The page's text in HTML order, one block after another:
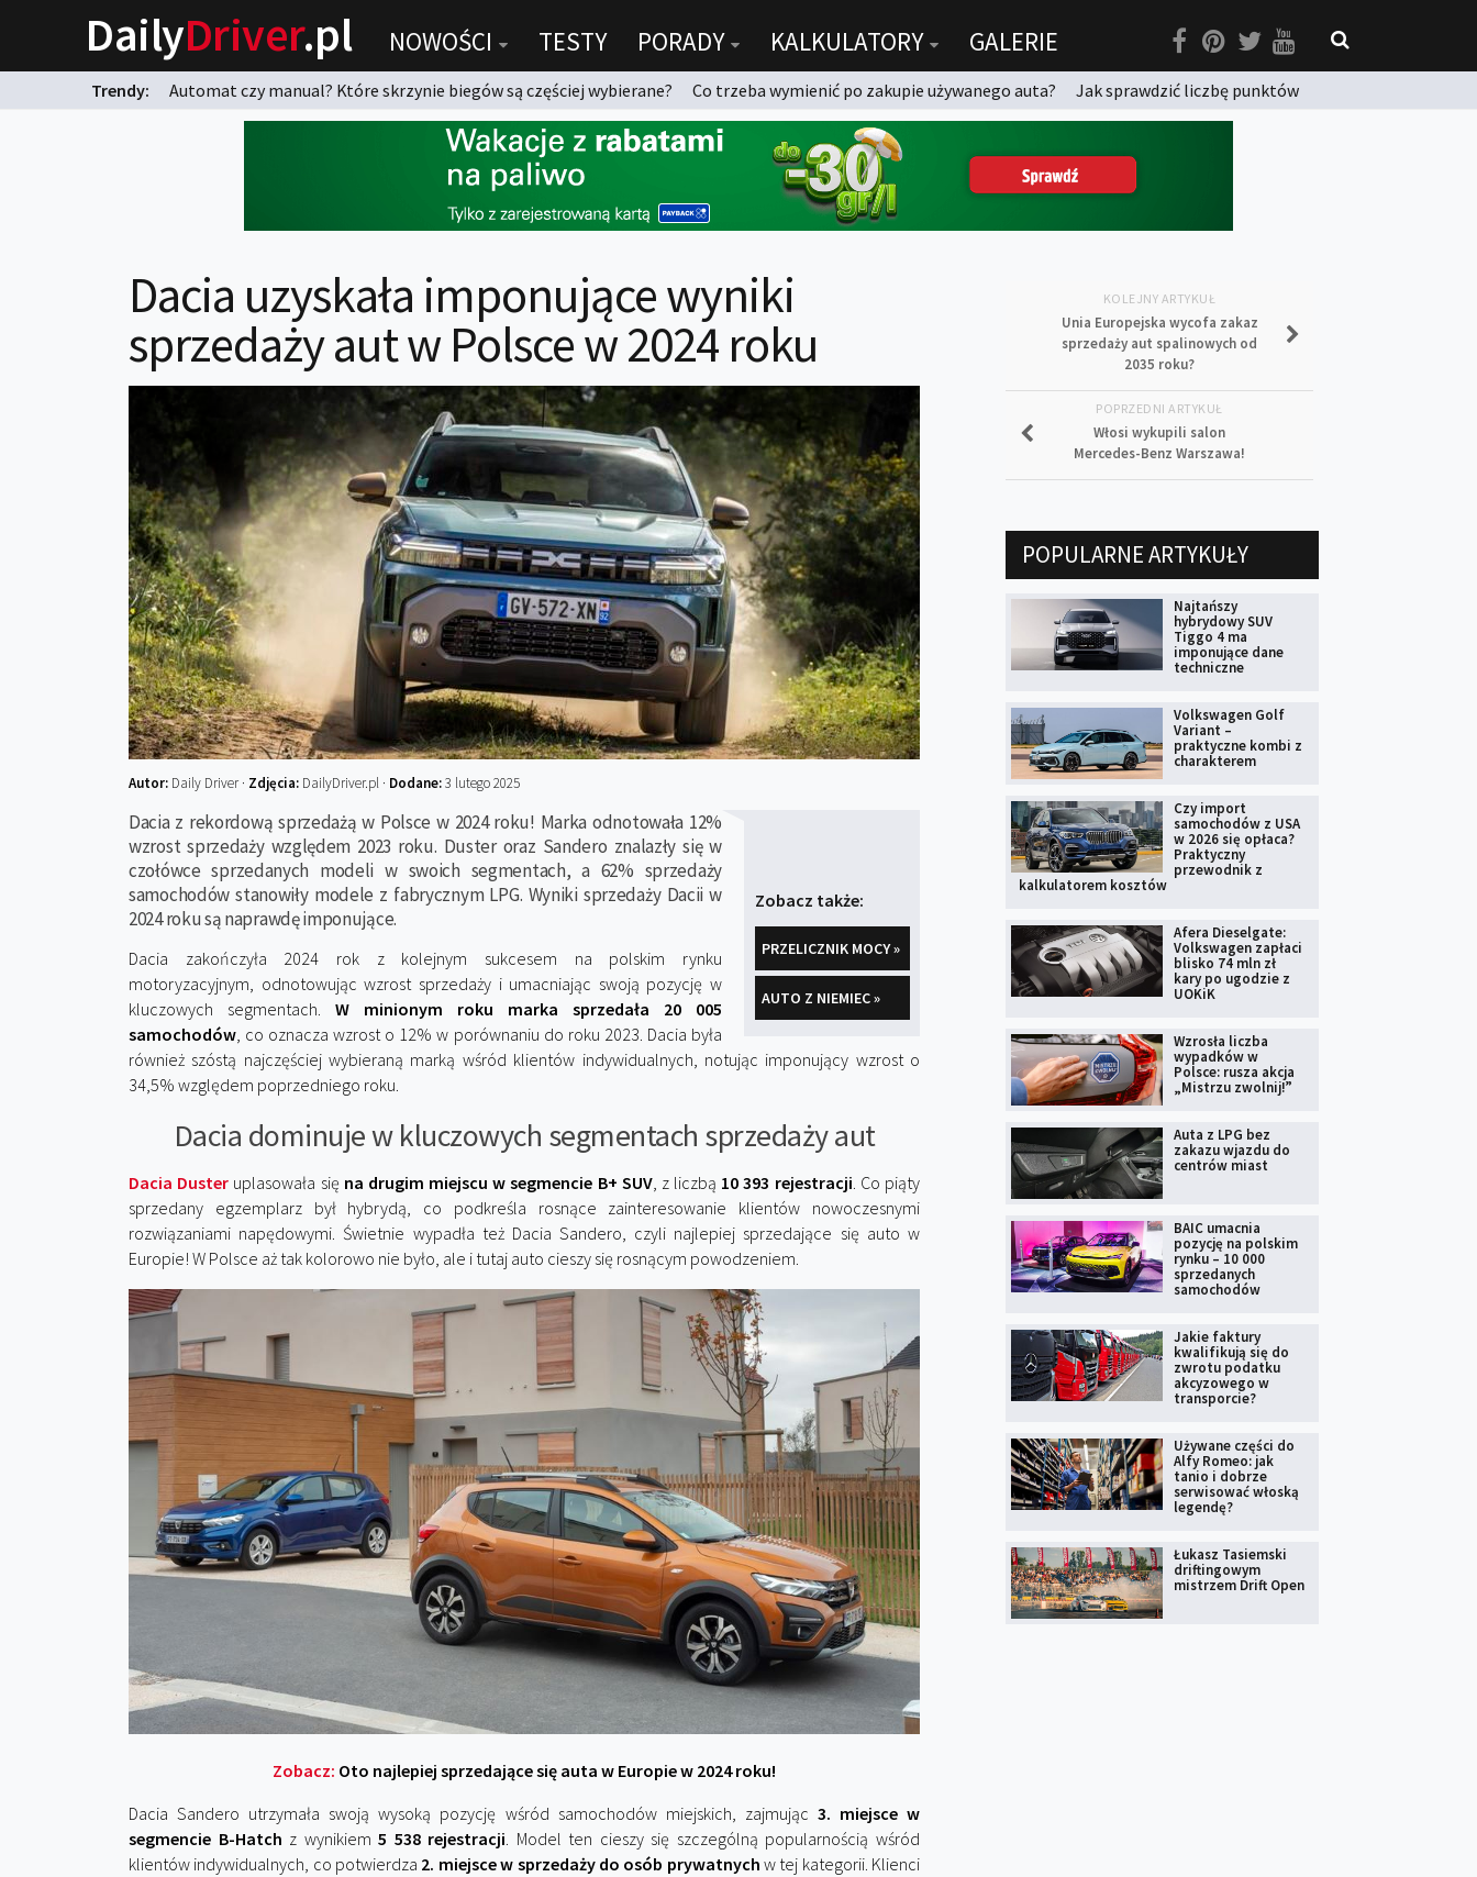
DailyDriver.pl NOWOŚCI TESTY PORADY KALKULATORY GALERIE
Trendy: Automat czy manual? Które skrzynie biegów są częściej wybierane? Co trzeba wymienić po zakupie używanego auta?
Jak sprawdzić liczbę punktów
Dacia uzyskała imponujące wyniki
sprzedaży aut w Polsce w 2024 roku
Autor: Daily Driver · Zdjęcia: DailyDriver.pl · Dodane:3 lutego 2025
Zobacz także:
PRZELICZNIK MOCY »
AUTO Z NIEMIEC »
Dacia z rekordową sprzedażą w Polsce w 2024 roku! Marka odnotowała 12%
wzrost sprzedaży względem 2023 roku. Duster oraz Sandero znalazły się w
czołówce sprzedanych modeli w swoich segmentach, a 62% sprzedaży
samochodów stanowiły modele z fabrycznym LPG. Wyniki sprzedaży Dacii w
2024 roku są naprawdę imponujące.
Dacia zakończyła 2024 rok z kolejnym sukcesem na polskim rynku
motoryzacyjnym, odnotowując wzrost sprzedaży i umacniając swoją pozycję w
kluczowych segmentach. W minionym roku marka sprzedała 20 005
samochodów, co oznacza wzrost o 12% w porównaniu do roku 2023. Dacia była
również szóstą najczęściej wybieraną marką wśród klientów indywidualnych, notując imponujący wzrost o
34,5% względem poprzedniego roku.
Dacia dominuje w kluczowych segmentach sprzedaży aut
Dacia Duster uplasowała się na drugim miejscu w segmencie B+ SUV, z liczbą 10 393 rejestracji. Co piąty
sprzedany egzemplarz był hybrydą, co podkreśla rosnące zainteresowanie klientów nowoczesnymi
rozwiązaniami napędowymi. Świetnie wypadła też Dacia Sandero, czyli najlepiej sprzedające się auto w
Europie! W Polsce aż tak kolorowo nie było, ale i tutaj auto cieszy się rosnącym powodzeniem.
Zobacz: Oto najlepiej sprzedające się auta w Europie w 2024 roku!
Dacia Sandero utrzymała swoją wysoką pozycję wśród samochodów miejskich, zajmując 3. miejsce w
segmencie B-Hatch z wynikiem5 538 rejestracji. Model ten cieszy się szczególną popularnością wśród
klientów indywidualnych, co potwierdza 2. miejsce w sprzedaży do osób prywatnych w tej kategorii. Klienci
KOLEJNY ARTYKUŁ
Unia Europejska wycofa zakaz
sprzedaży aut spalinowych od
2035 roku?
POPRZEDNI ARTYKUŁ
Włosi wykupili salon
Mercedes-Benz Warszawa!
POPULARNE ARTYKUŁY
Najtańszy
hybrydowy SUV
Tiggo 4 ma
imponujące dane
techniczne
Volkswagen Golf
Variant –
praktyczne kombi z
charakterem
Czy import
samochodów z USA
w 2026 się opłaca?
Praktyczny
przewodnik z
kalkulatorem kosztów
Afera Dieselgate:
Volkswagen zapłaci
blisko 74 mln zł
kary po ugodzie z
UOKiK
Wzrosła liczba
wypadków w
Polsce: rusza akcja
„Mistrzu zwolnij!”
Auta z LPG bez
zakazu wjazdu do
centrów miast
BAIC umacnia
pozycję na polskim
rynku – 10 000
sprzedanych
samochodów
Jakie faktury
kwalifikują się do
zwrotu podatku
akcyzowego w
transporcie?
Używane części do
Alfy Romeo: jak
tanio i dobrze
serwisować włoską
legendę?
Łukasz Tasiemski
driftingowym
mistrzem Drift Open